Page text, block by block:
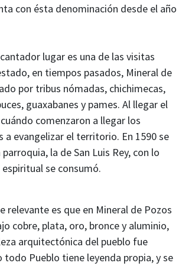
con ésta denominación desde el año
lugar es una de las visitas
en tiempos pasados, Mineral de
por tribus nómadas, chichimecas,
guaxabanes y pames. Al llegar el
comenzaron a llegar los
a evangelizar el territorio. En 1590 se
la de San Luis Rey, con lo
se consumó.
relevante es que en Mineral de Pozos
cobre, plata, oro, bronce y aluminio,
arquitectónica del pueblo fue
todo Pueblo tiene leyenda propia, y se